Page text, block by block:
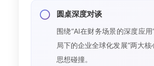
圆桌深度对谈
围绕“AI在财务场景的深度应用
局下的企业全球化发展”两大
思想碰撞。